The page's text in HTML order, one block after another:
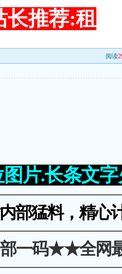
长推荐:租
阅读
图片.长条文字
部猛料，精心
一码★★全网